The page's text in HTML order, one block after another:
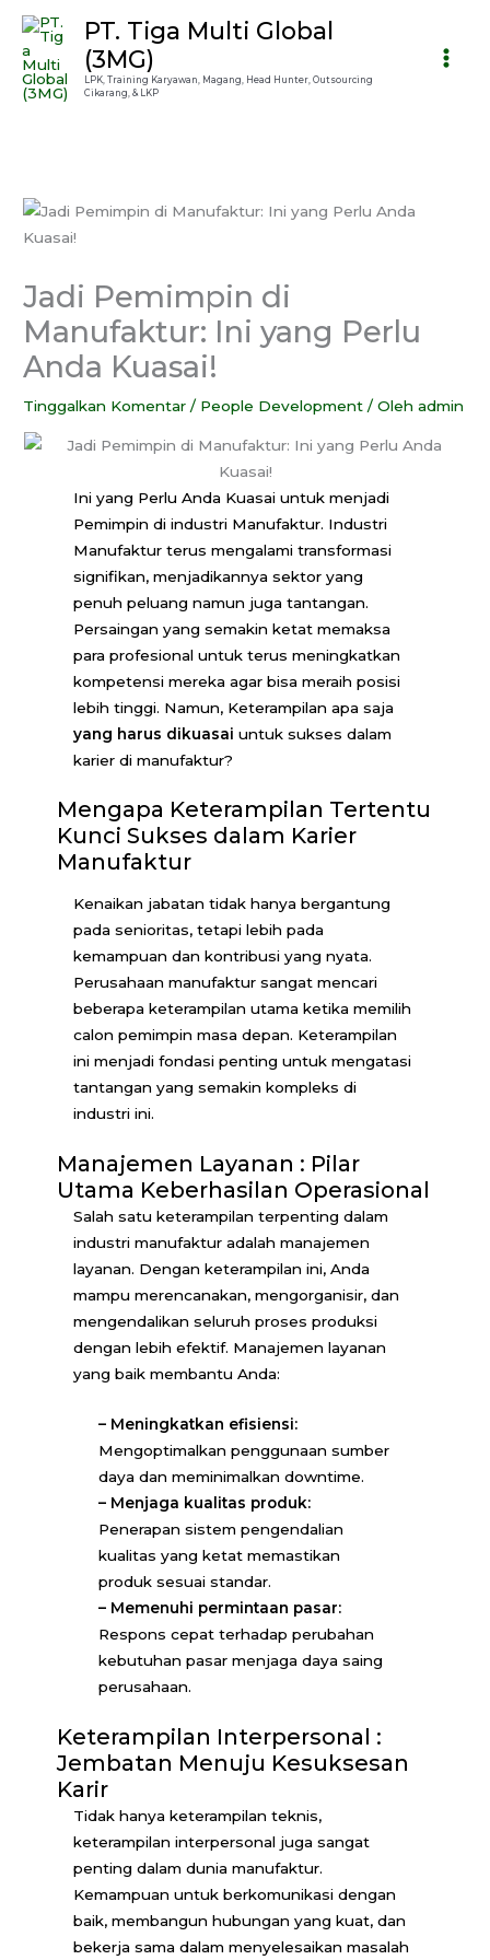
Lewati
konten
PT. Tiga Multi Global
(3MG)
LPK, Training Karyawan, Magang, Head Hunter, Outsourcing
Cikarang, & LKP
Jadi Pemimpin di
Manufaktur: Ini yang Perlu
Anda Kuasai!
Tinggalkan Komentar / People Development / Olehadmin
Ini yang Perlu Anda Kuasai untuk menjadi
Pemimpin di industri Manufaktur. Industri
Manufaktur terus mengalami transformasi
signifikan, menjadikannya sektor yang
penuh peluang namun juga tantangan.
Persaingan yang semakin ketat memaksa
para profesional untuk terus meningkatkan
kompetensi mereka agar bisa meraih posisi
lebih tinggi. Namun, Keterampilan apa saja
yang harus dikuasai untuk sukses dalam
karier di manufaktur?
Mengapa Keterampilan Tertentu
Kunci Sukses dalam Karier
Manufaktur
Kenaikan jabatan tidak hanya bergantung
pada senioritas, tetapi lebih pada
kemampuan dan kontribusi yang nyata.
Perusahaan manufaktur sangat mencari
beberapa keterampilan utama ketika memilih
calon pemimpin masa depan. Keterampilan
ini menjadi fondasi penting untuk mengatasi
tantangan yang semakin kompleks di
industri ini.
Manajemen Layanan : Pilar
Utama Keberhasilan Operasional
Salah satu keterampilan terpenting dalam
industri manufaktur adalah manajemen
layanan. Dengan keterampilan ini, Anda
mampu merencanakan, mengorganisir, dan
mengendalikan seluruh proses produksi
dengan lebih efektif. Manajemen layanan
yang baik membantu Anda:
– Meningkatkan efisiensi:
Mengoptimalkan penggunaan sumber
daya dan meminimalkan downtime.
– Menjaga kualitas produk:
Penerapan sistem pengendalian
kualitas yang ketat memastikan
produk sesuai standar.
– Memenuhi permintaan pasar:
Respons cepat terhadap perubahan
kebutuhan pasar menjaga daya saing
perusahaan.
Keterampilan Interpersonal :
Jembatan Menuju Kesuksesan
Karir
Tidak hanya keterampilan teknis,
keterampilan interpersonal juga sangat
penting dalam dunia manufaktur.
Kemampuan untuk berkomunikasi dengan
baik, membangun hubungan yang kuat, dan
bekerja sama dalam menyelesaikan masalah